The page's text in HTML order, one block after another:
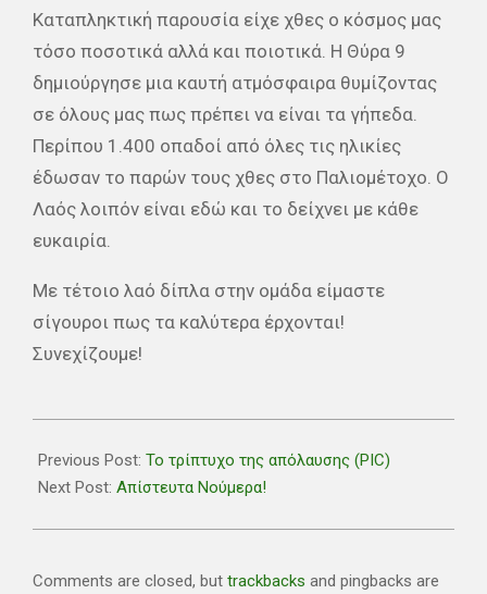
Καταπληκτική παρουσία είχε χθες ο κόσμος μας
τόσο ποσοτικά αλλά και ποιοτικά. Η Θύρα 9
δημιούργησε μια καυτή ατμόσφαιρα θυμίζοντας
σε όλους μας πως πρέπει να είναι τα γήπεδα.
Περίπου 1.400 οπαδοί από όλες τις ηλικίες
έδωσαν το παρών τους χθες στο Παλιομέτοχο. Ο
Λαός λοιπόν είναι εδώ και το δείχνει με κάθε
ευκαιρία.
Με τέτοιο λαό δίπλα στην ομάδα είμαστε
σίγουροι πως τα καλύτερα έρχονται!
Συνεχίζουμε!
11-
11
Previous Post: Το τρίπτυχο της απόλαυσης (PIC)
Next Post: Απίστευτα Νούμερα!
Comments are closed, but trackbacks and pingbacks are